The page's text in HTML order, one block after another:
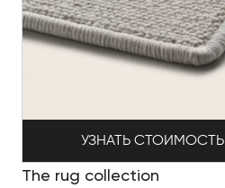
УЗНАТЬ СТОИМОСТЬ
The rug collection